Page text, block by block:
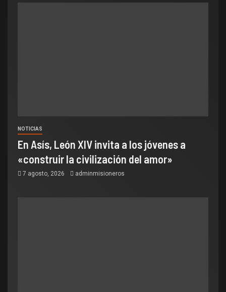
NOTICIAS
En Asís, León XIV invita a los jóvenes a
«construir la civilización del amor»
7 agosto, 2026 adminmisioneros